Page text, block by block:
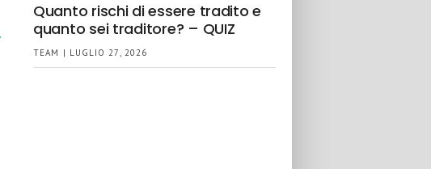
Quanto rischi di essere tradito e
quanto sei traditore? – QUIZ
TEAM | LUGLIO 27, 2026